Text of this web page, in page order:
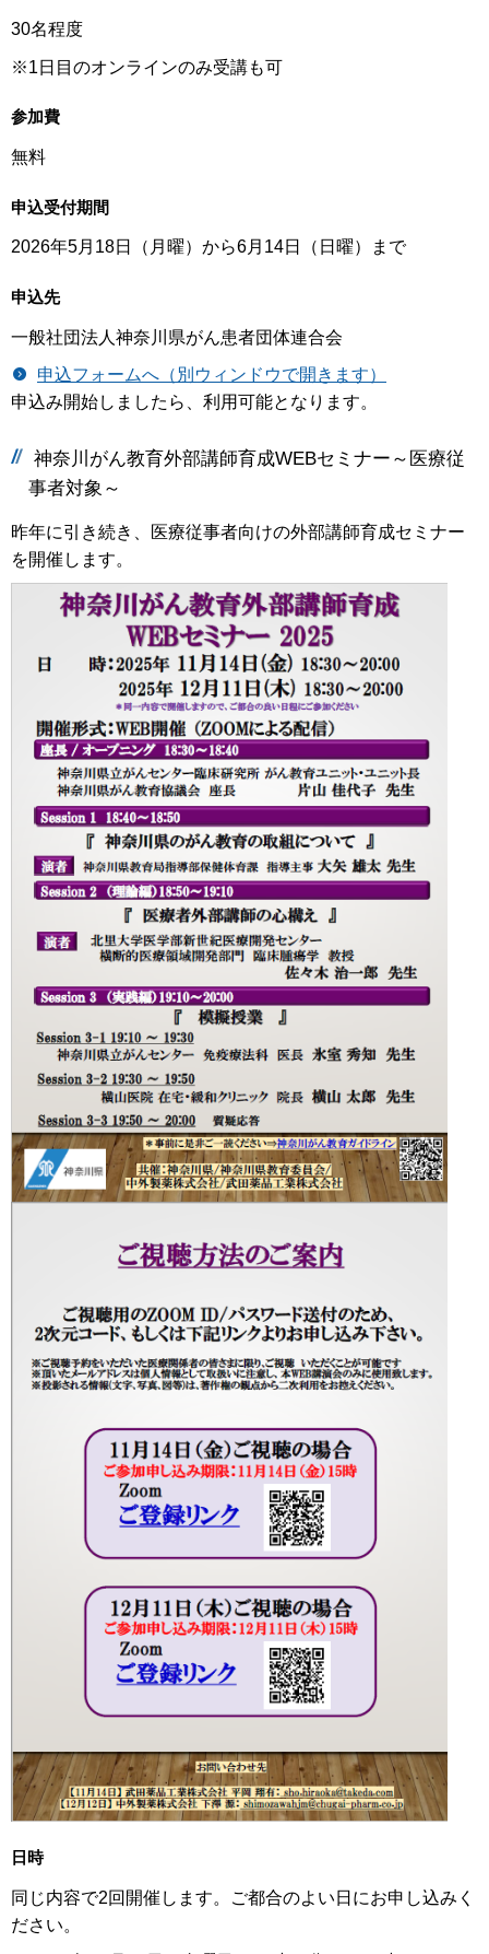
30名程度
※1日目のオンラインのみ受講も可
参加費
無料
申込受付期間
2026年5月18日（月曜）から6月14日（日曜）まで
申込先
一般社団法人神奈川県がん患者団体連合会
申込フォームへ（別ウィンドウで開きます）
申込み開始しましたら、利用可能となります。
神奈川がん教育外部講師育成WEBセミナー～医療従
事者対象～
昨年に引き続き、医療従事者向けの外部講師育成セミナー
を開催します。
日時
同じ内容で2回開催します。ご都合のよい日にお申し込みく
ださい。